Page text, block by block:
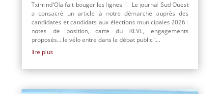
Txirrind'Ola fait bouger les lignes ! Le journal Sud Ouest
a consacré un article à notre démarche auprès des
candidates et candidats aux élections municipales 2026 :
notes de position, carte du REVE, engagements
proposés… le vélo entre dans le débat public !...
lire plus